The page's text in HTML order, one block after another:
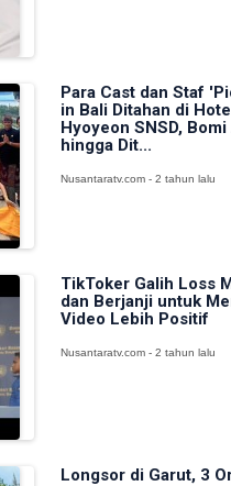
Para Cast dan Staf
in Bali Ditahan di
Hyoyeon SNSD, Bomi
hingga Dit...
Nusantaratv.com - 2 tahun lalu
TikToker Galih Loss
dan Berjanji untuk
Video Lebih Positif
Nusantaratv.com - 2 tahun lalu
Longsor di Garut, 3